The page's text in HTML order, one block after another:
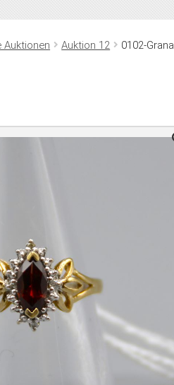
Auktionen Auktion 12 0102-